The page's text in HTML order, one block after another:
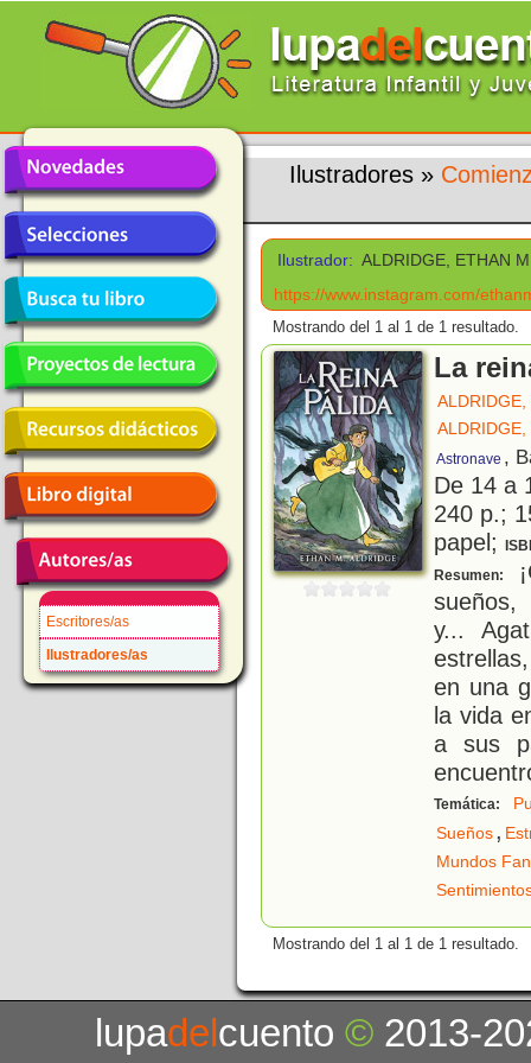
Escritores/as
Ilustradores/as
Ilustradores »
Ilustrador: ALDRIDGE, ETHAN
https://www.instagram.com/
Mostrando del 1 al 1 de 1 resultado.
La
Astronave ,
De 14 a
240 p.;
papel;
Resumen:
sueños,
y...
en una
la vida
a sus
Temática:
Sueños,
Mundos
Mostrando del 1 al 1 de 1 resultado.
lupadelcuento© 2013-